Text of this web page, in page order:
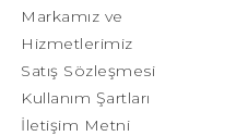
Markamız ve
Hizmetlerimiz
Satış Sözleşmesi
Kullanım Şartları
İletişim Metni